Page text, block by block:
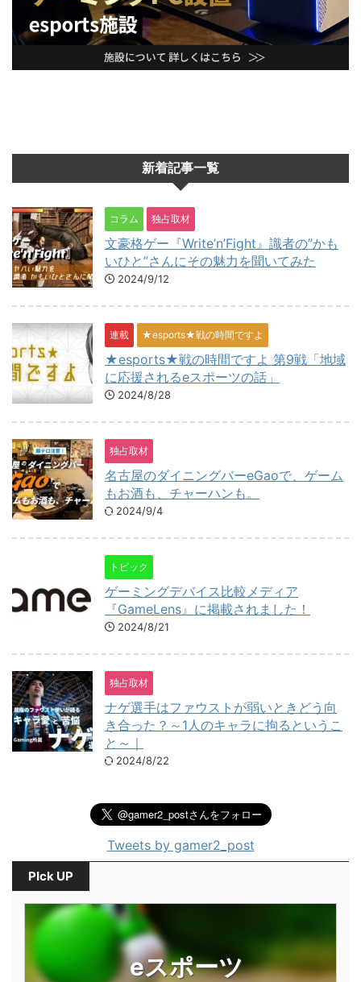
新着記事一覧
コラム 独占取材
文豪格ゲー『Write’n’Fight』識者の”かも
いひと”さんにその魅力を聞いてみた
2024/9/12
連載 ★esports★戦の時間ですよ
★esports★戦の時間ですよ 第9戦「地域
に応援されるeスポーツの話」
2024/8/28
独占取材
名古屋のダイニングバーeGaoで、ゲーム
もお酒も、チャーハンも。
2024/9/4
トピック
ゲーミングデバイス比較メディア
『GameLens』に掲載されました！
2024/8/21
独占取材
ナゲ選手はファウストが弱いときどう向
き合った？～1人のキャラに拘るというこ
と～｜
2024/8/22
Tweets by gamer2_post
PIck UP
eスポーツ